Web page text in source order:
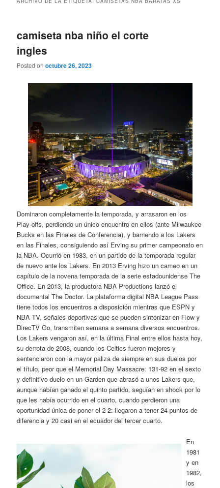
camiseta nba niño el corte
ingles
Posted onoctubre 26, 2023
Dominaron completamente la temporada, y arrasaron en los
Play-offs, perdiendo un único encuentro en ellos (ante Milwaukee
Bucks en las Finales de Conferencia), y barriendo a los Lakers
en las Finales, consiguiendo así Erving su primer campeonato en
la NBA. Ocurrió en 1983, en un partido de la temporada regular
de nuevo ante los Lakers. En 2013 Erving hizo un cameo en un
capítulo de la novena temporada de la serie estadounidense The
Office. En 2013, la productora NBA Productions lanzó el
documental The Doctor. La plataforma digital NBA League Pass
tiene todos los encuentros a disposición mientras que ESPN y
NBA TV, señales deportivas que se pueden sintonizar en Flow y
DirecTV Go, transmiten semana a semana diversos encuentros.
Los Lakers vengaron así, en la última Final entre ellos hasta hoy,
su derrota de 2008, cuando los Celtics fueron mejores y
sentenciaron con la mayor paliza de siempre en sus duelos por
el título, peor que el Memorial Day Massacre: 131-92 en el sexto
y definitivo duelo en un Garden que abrasó a unos Lakers que,
aunque habían ganado el quinto partido, seguían en shock por lo
que les había ocurrido en el cuarto, cuando perdieron una
oportunidad única de poner el 2-2: llegaron a tener 24 puntos de
diferencia y 20 casi en el ecuador del tercer cuarto.
En
1981
y en
1982,
los